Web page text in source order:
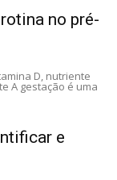
no pré-
D, nutriente
A gestação é uma
e